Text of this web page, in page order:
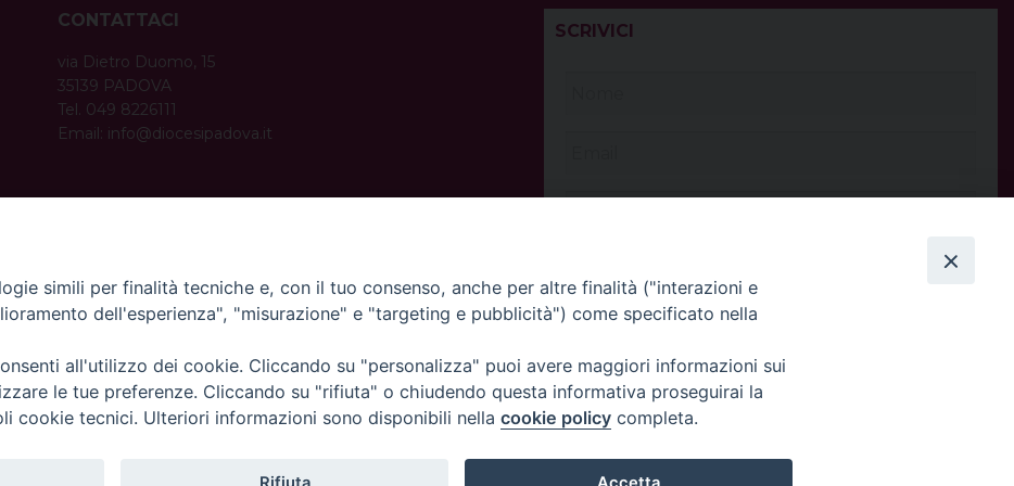
CONTATTACI
via Dietro Duomo, 15
35139 PADOVA
Tel. 049 8226111
Email: info@diocesipadova.it
SCRIVICI
simili per finalità tecniche e, con il tuo consenso, anche per altre finalità ("interazioni e
dell'esperienza", "misurazione" e "targeting e pubblicità") come specificato nella
all'utilizzo dei cookie. Cliccando su "personalizza" puoi avere maggiori informazioni sui
le tue preferenze. Cliccando su "rifiuta" o chiudendo questa informativa proseguirai la
cookie tecnici. Ulteriori informazioni sono disponibili nella cookie policy completa.